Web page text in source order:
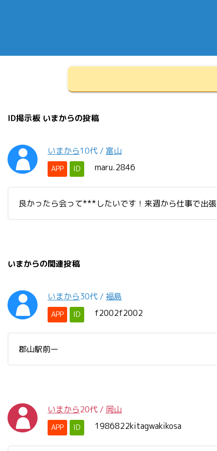
ID掲示板 いまからの投稿
いまから10代 / 富山
APP ID maru.2846
良かったら会って***したいです！来週から仕事で出
いまからの関連投稿
いまから30代 / 福島
APP ID f2002f2002
郡山駅前ー
いまから20代 / 岡山
APP ID 1986822kitagwakikosa